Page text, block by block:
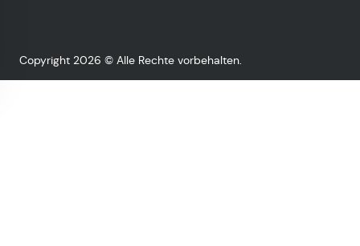
Copyright 2026 © Alle Rechte vorbehalten.